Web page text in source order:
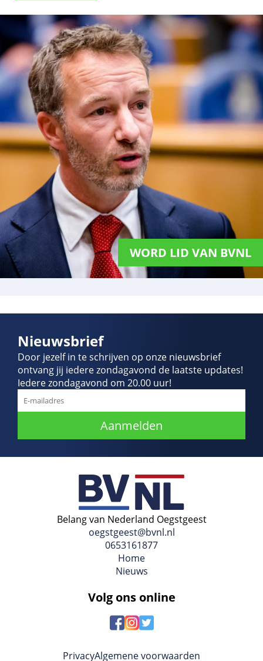
WORD LID VAN BVNL
Nieuwsbrief
Door jezelf in te schrijven op onze nieuwsbrief
ontvang jij iedere zondagavond de laatste updates!
Iedere zondagavond om 20.00 uur!
Aanmelden
Belang van Nederland Oegstgeest
oegstgeest@bvnl.nl
0653161877
Home
Nieuws
Volg ons online
PrivacyAlgemene voorwaarden